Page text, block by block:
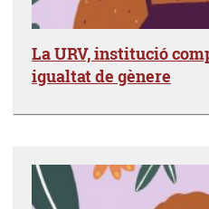
La URV, institució
igualtat de gènere